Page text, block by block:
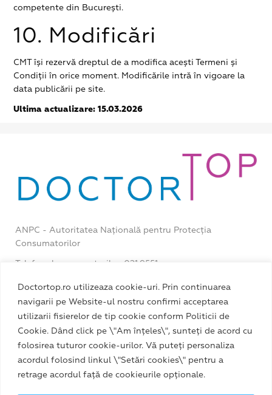
Doctortop.ro utilizeaza cookie-uri. Prin continuarea
navigarii pe Website-ul nostru confirmi acceptarea
utilizarii fisierelor de tip cookie conform Politicii de
Cookie. Dând click pe \"Am înțeles\", sunteți de acord cu
folosirea tuturor cookie-urilor. Vă puteți personaliza
acordul folosind linkul \"Setări cookies\" pentru a
retrage acordul față de cookieurile opționale.
competente din București.
10. Modificări
CMT își rezervă dreptul de a modifica acești Termeni și
Condiții în orice moment. Modificările intră în vigoare la
data publicării pe site.
Ultima actualizare: 15.03.2026
ANPC - Autoritatea Națională pentru Protecția
Consumatorilor
Telefonul consumatorilor: 021.9551
Recepție DoctorTop: 0725 545 081
Fix: 021 33 00 333